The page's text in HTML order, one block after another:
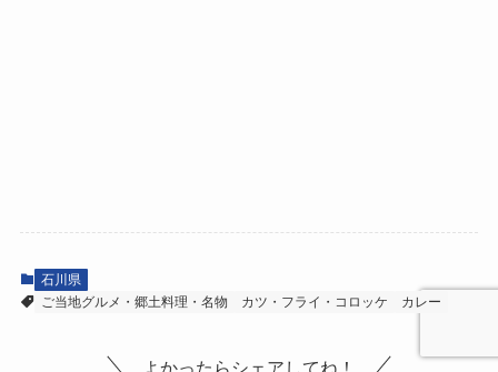
石川県
ご当地グルメ・郷土料理・名物
カツ・フライ・コロッケ カレー
よかったらシェアしてね！